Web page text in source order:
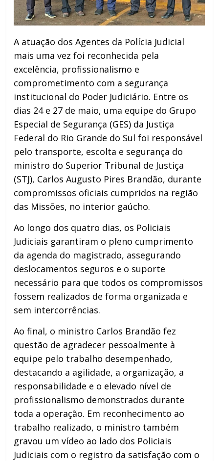
A atuação dos Agentes da Polícia Judicial
mais uma vez foi reconhecida pela
excelência, profissionalismo e
comprometimento com a segurança
institucional do Poder Judiciário. Entre os
dias 24 e 27 de maio, uma equipe do Grupo
Especial de Segurança (GES) da Justiça
Federal do Rio Grande do Sul foi responsável
pelo transporte, escolta e segurança do
ministro do Superior Tribunal de Justiça
(STJ), Carlos Augusto Pires Brandão, durante
compromissos oficiais cumpridos na região
das Missões, no interior gaúcho.
Ao longo dos quatro dias, os Policiais
Judiciais garantiram o pleno cumprimento
da agenda do magistrado, assegurando
deslocamentos seguros e o suporte
necessário para que todos os compromissos
fossem realizados de forma organizada e
sem intercorrências.
Ao final, o ministro Carlos Brandão fez
questão de agradecer pessoalmente à
equipe pelo trabalho desempenhado,
destacando a agilidade, a organização, a
responsabilidade e o elevado nível de
profissionalismo demonstrados durante
toda a operação. Em reconhecimento ao
trabalho realizado, o ministro também
gravou um vídeo ao lado dos Policiais
Judiciais com o registro da satisfação com o